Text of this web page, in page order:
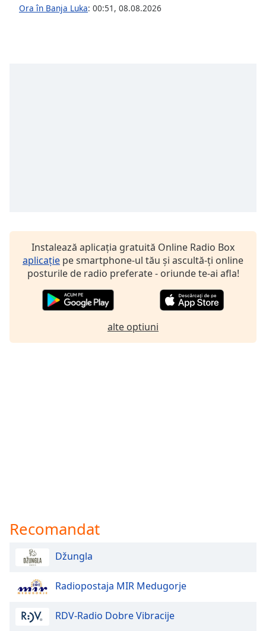
Edge
Done
Ora în Banja Luka: 00:51 , 08.08.2026
Instalează aplicația gratuită Online Radio Box
aplicație pe smartphone-ul tău și ascultă-ți online
posturile de radio preferate - oriunde te-ai afla!
alte optiuni
Recomandat
Džungla
Radiopostaja MIR Medugorje
RDV-Radio Dobre Vibracije